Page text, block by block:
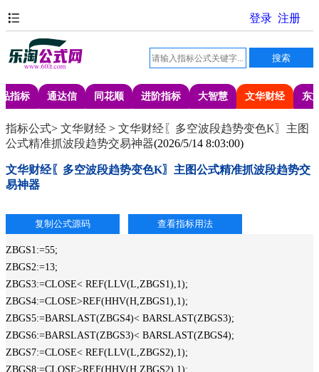
指标 通达信 同花顺 进阶指标 大智慧 文华财经 东
指标公式> 文华财经 > 文华财经〖多空波段趋势变色K〗主图
公式精准抓波段趋势交易神器(2026/5/14 8:03:00)
文华财经〖多空波段趋势变色K〗主图公式精准抓波段趋势交
易神器
ZBGS1:=55;
ZBGS2:=13;
ZBGS3:=CLOSE< REF(LLV(L,ZBGS1),1);
ZBGS4:=CLOSE>REF(HHV(H,ZBGS1),1);
ZBGS5:=BARSLAST(ZBGS4)< BARSLAST(ZBGS3);
ZBGS6:=BARSLAST(ZBGS3)< BARSLAST(ZBGS4);
ZBGS7:=CLOSE< REF(LLV(L,ZBGS2),1);
ZBGS8:=CLOSE>REF(HHV(H,ZBGS2),1);